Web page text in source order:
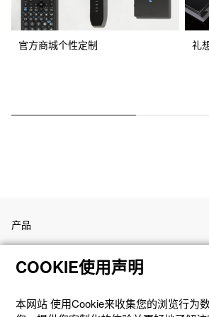
官方商城个性定制 礼
产品
客户支持
资讯
COOKIE使用声明
本网站 使⽤Cookie来收集您的浏览⾏为